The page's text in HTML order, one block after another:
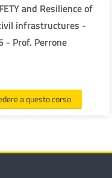
and Resilience of
infrastructures -
- Prof. Perrone
a questo corso